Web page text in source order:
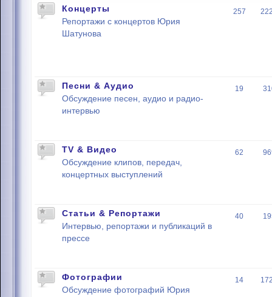
Концерты
Репортажи с концертов Юрия
Шатунова
257
Песни & Аудио
Обсуждение песен, аудио и радио-
интервью
19
TV & Видео
Обсуждение клипов, передач,
концертных выступлений
62
Статьи & Репортажи
Интервью, репортажи и публикаций в
прессе
40
Фотографии
Обсуждение фотографий Юрия
14